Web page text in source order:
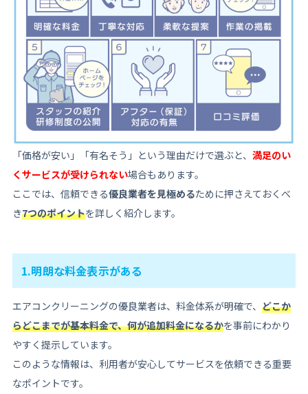
「価格が安い」「有名そう」という理由だけで選ぶと、 満足のい
くサービスが受けられない場合もあります。
ここでは、信頼できる優良業者を見極めるために押さえておくべ
き7つのポイントを詳しく紹介します。
1.明朗な料金表示がある
エアコンクリーニングの優良業者は、料金体系が明確で、 どこか
らどこまでが基本料金で、何が追加料金になるかを事前にわかり
やすく提示しています。
このような情報は、利用者が安心してサービスを依頼できる重要
なポイントです。